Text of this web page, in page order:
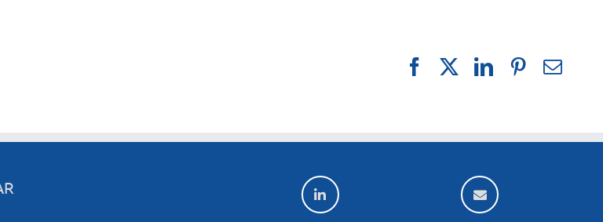
FacebookLinkedIn
Pinterest
E-